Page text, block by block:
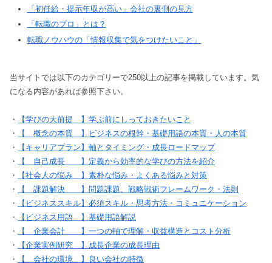
「初任給・提示年収が高い」会社の裏側の見方
「転職のプロ」とは？
転職ノウハウの「情報収集で気をつけたいこと」
当サイトでは以下のカテゴリーで250以上の記事を掲載しています。気
になる内容があれば参照下さい。
・
【学びの大前提 】学ぶ前にしっておきたいこと
・
【 概念の本質 】ビジネスの根幹・基礎用語の本質・人の本質
・
【キャリアプラン】軸とタイミング・成長ロードマップ
・
【 自己成長 】定義から効率的な学びの方法を紹介
・
【社会人の悩み 】素朴な悩み・よくある悩みと対策
・
【 課題解決 】問題課題、戦略戦術フレームワーク・法則
・
【ビジネススキル】必須スキル・思考方法・コミュニケーション
・
【ビジネス用語 】基礎用語解説
・
【 企業会計 】一つの軸で理解・収益構造とコスト分析
・
【企業実例研究 】成長企業の成長理由
・
【 会社の環境 】良い会社の特徴